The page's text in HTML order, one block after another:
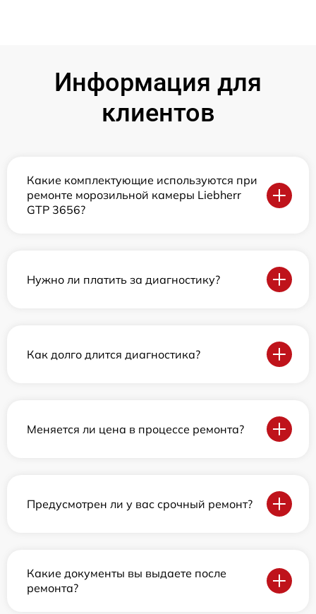
Информация для
клиентов
Какие комплектующие используются при
ремонте морозильной камеры Liebherr
GTP 3656?
Нужно ли платить за диагностику?
Как долго длится диагностика?
Меняется ли цена в процессе ремонта?
Предусмотрен ли у вас срочный ремонт?
Какие документы вы выдаете после
ремонта?